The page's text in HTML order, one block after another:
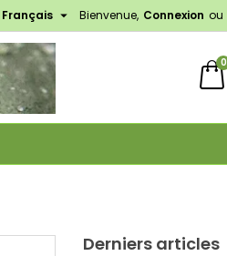
Bienvenue, Connexion ou
Français 
0
Derniers articles